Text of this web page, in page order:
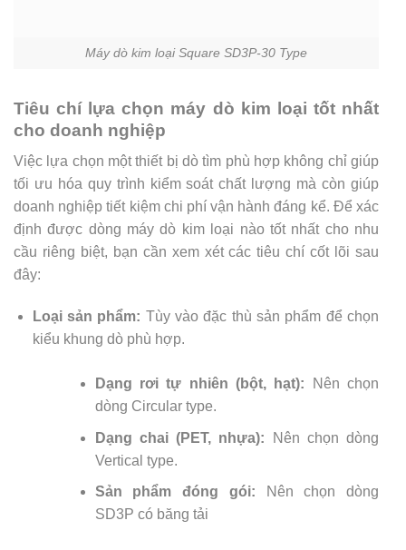
Máy dò kim loại Square SD3P-30 Type
Tiêu chí lựa chọn máy dò kim loại tốt nhất
cho doanh nghiệp
Việc lựa chọn một thiết bị dò tìm phù hợp không chỉ giúp
tối ưu hóa quy trình kiểm soát chất lượng mà còn giúp
doanh nghiệp tiết kiệm chi phí vận hành đáng kể. Để xác
định được dòng máy dò kim loại nào tốt nhất cho nhu
cầu riêng biệt, bạn cần xem xét các tiêu chí cốt lõi sau
đây:
Loại sản phẩm: Tùy vào đặc thù sản phẩm để chọn
kiểu khung dò phù hợp.
Dạng rơi tự nhiên (bột, hạt):
Nên chọn
dòng Circular type.
Dạng chai (PET, nhựa): Nên chọn dòng
Vertical type.
Sản phẩm đóng gói:
Nên chọn dòng
SD3P có băng tải